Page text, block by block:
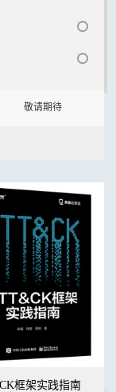
敬请期待
框架实践指南